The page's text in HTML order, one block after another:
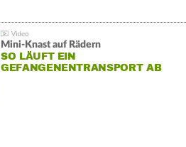
Mini-Knast auf Rädern
SO LÄUFT EIN
GEFANGENENTRANSPORT AB